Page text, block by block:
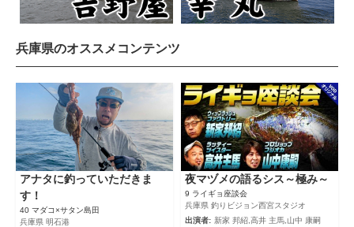
兵庫県のオススメコンテンツ
アナタに釣っていただきま
す！
40 マダコ×サタン島田
兵庫県 明石港
夜マヅメの語るシス～極み～
9 ライギョ座談会
兵庫県 釣りビジョン西宮スタジオ
出演者: 新家 邦紹,高井 主馬,山中 康嗣